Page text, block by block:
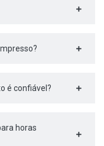
é confiável?
horas